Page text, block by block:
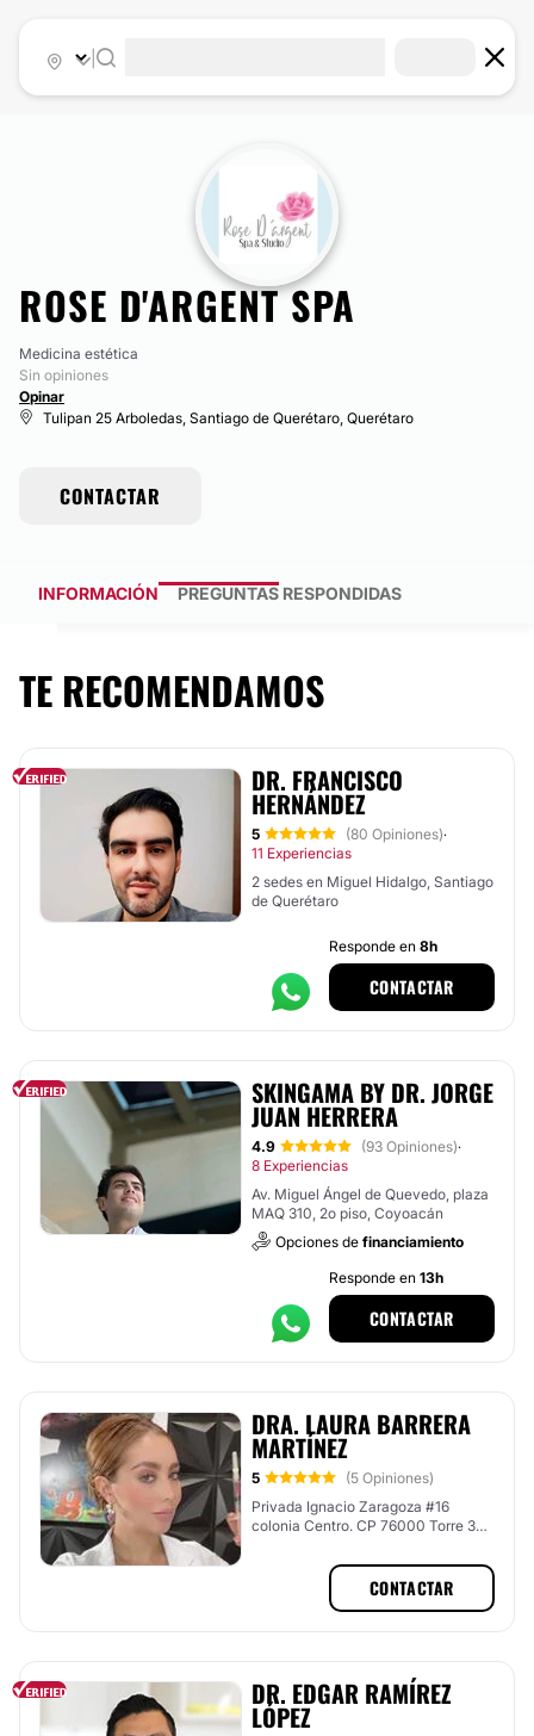
ROSE D'ARGENT SPA
Medicina estética
Sin opiniones
Opinar
Tulipan 25 Arboledas, Santiago de Querétaro, Querétaro
CONTACTAR
INFORMACIÓN PREGUNTAS RESPONDIDAS
TE RECOMENDAMOS
DR. FRANCISCO
HERNÁNDEZ
5 (80 Opiniones)·
11 Experiencias
2 sedes en Miguel Hidalgo, Santiago
de Querétaro
Responde en 8h
CONTACTAR
SKINGAMA BY DR. JORGE
JUAN HERRERA
4.9 (93 Opiniones)·
8 Experiencias
Av. Miguel Ángel de Quevedo, plaza
MAQ 310, 2o piso, Coyoacán
Opciones de financiamiento
Responde en 13h
CONTACTAR
DRA. LAURA BARRERA
MARTÍNEZ
5
(5 Opiniones)
Privada Ignacio Zaragoza #16
colonia Centro. CP 76000 Torre 3
de Querétaro, Querétaro
CONTACTAR
DR. EDGAR RAMÍREZ
LÓPEZ